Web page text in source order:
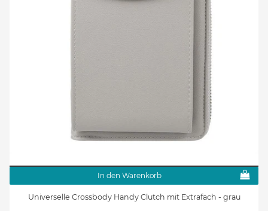
In den Warenkorb
Universelle Crossbody Handy Clutch mit Extrafach - grau